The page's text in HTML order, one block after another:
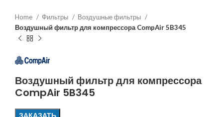
Home Фильтры
Воздушные фильтры
Воздушный фильтр для компрессора CompAir 5B345
Воздушный фильтр для компрессора
CompAir 5B345